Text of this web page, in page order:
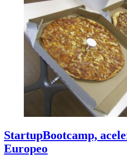
StartupBootcamp,
Europeo